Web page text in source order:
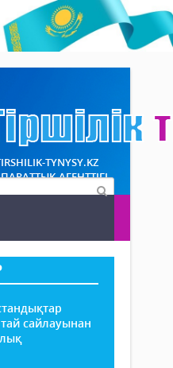
TYNYSY.KZ
АГЕНТТІГІ
сайлауынан